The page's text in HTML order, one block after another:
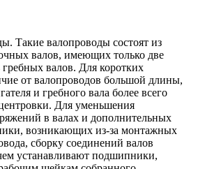
Такие валопроводы состоят из
валов, имеющих только две
валов. Для коротких
от валопроводов большой длины,
и гребного вала более всего
Для уменьшения
в валах и дополнительных
возникающих из-за монтажных
сборку соединений валов
устанавливают подшипники,